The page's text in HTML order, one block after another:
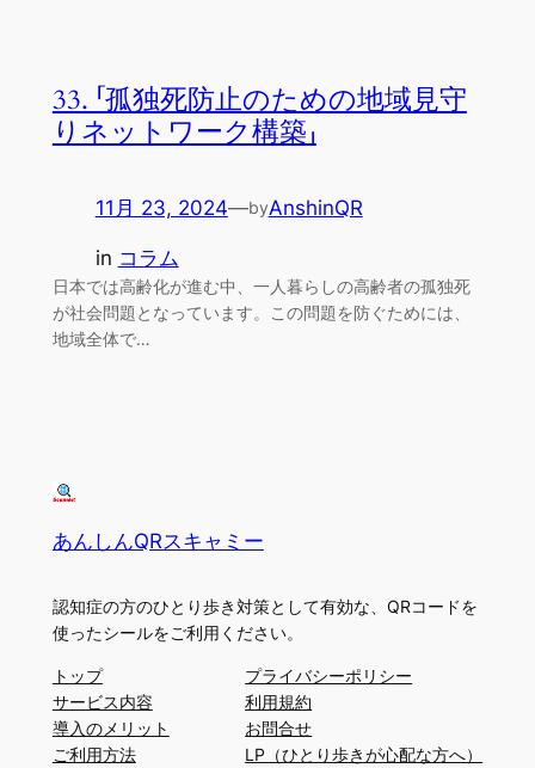
33. 「孤独死防止のための地域見守
りネットワーク構築」
11月 23, 2024—byAnshinQR
in コラム
日本では高齢化が進む中、一人暮らしの高齢者の孤独死
が社会問題となっています。この問題を防ぐためには、
地域全体で…
あんしんQRスキャミー
認知症の方のひとり歩き対策として有効な、QRコードを
使ったシールをご利用ください。
トップ
サービス内容
導入のメリット
ご利用方法
プライバシーポリシー
利用規約
お問合せ
LP（ひとり歩きが心配な方へ）